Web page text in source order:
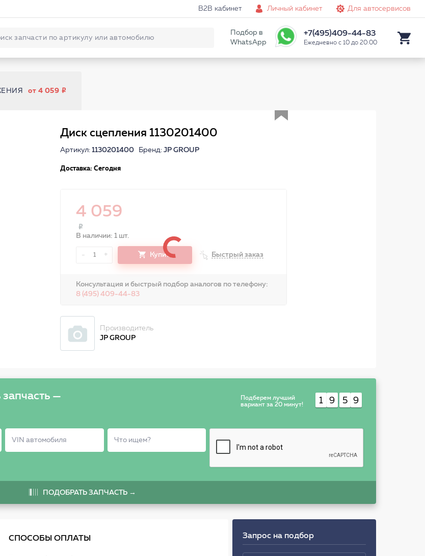
B2B кабинет Личный кабинет Для автосервисов
Подбор в
WhatsApp
+7(495)409-44-83
Ежедневно с 10 до 20:00
от 4 059
Диск сцепления 1130201400
Артикул: 1130201400 Бренд: JP GROUP
Доставка: Сегодня
4 059
В наличии: 1 шт.
- 1 + Купить Быстрый заказ
Консультация и быстрый подбор аналогов по телефону:
8 (495) 409-44-83
Производитель
JP GROUP
—
Подберем лучший
вариант за 20 минут!
1 9 : 5 9
ПОДОБРАТЬ ЗАПЧАСТЬ →
СПОСОБЫ ОПЛАТЫ Запрос на подбор